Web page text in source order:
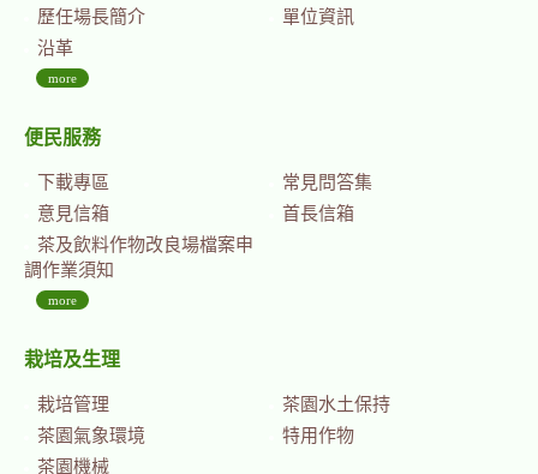
歷任場長簡介
單位資訊
沿革
more
便民服務
下載專區
常見問答集
意見信箱
首長信箱
茶及飲料作物改良場檔案申
調作業須知
more
栽培及生理
栽培管理
茶園水土保持
茶園氣象環境
特用作物
茶園機械